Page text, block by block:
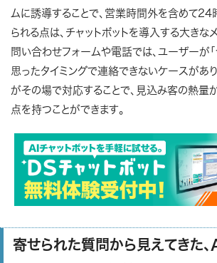
ムに誘導することで、営業時間外を含めて
られる点は、チャットボットを導入する大きな
問い合わせフォームや電話では、ユーザーが「
思ったタイミングで連絡できないケースがあり
がその場で対応することで、見込み客の熱量
点を持つことができます。
寄せられた質問から見えてきた、